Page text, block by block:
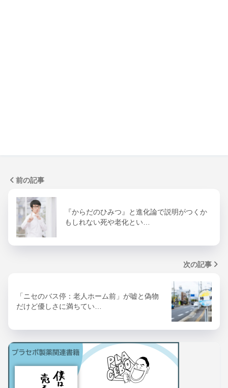
前の記事
『からだのひみつ』と進化論で説明がつくか
もしれない死や老化とい…
次の記事
「ニセのバス停：老人ホーム前」が嘘と偽物
だけど優しさに満ちてい…